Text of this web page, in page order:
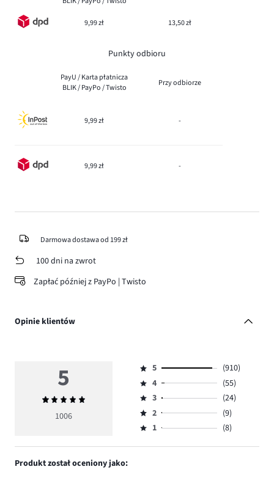
9,99 zł 13,50 zł
Punkty odbioru
PayU / Karta płatnicza
BLIK / PayPo / Twisto
Przy odbiorze
9,99 zł -
9,99 zł -
Darmowa dostawa od 199 zł
100 dni na zwrot
Zapłać później z PayPo | Twisto
Opinie klientów
5
Średnia
ocena
1006
Ocena
5,
ilość
głosów
910.
5
(910)
Ocena
4,
ilość
głosów
4
(55)
Ocena
3,
ilość
3
(24)
Ocena
2,
2
(9)
Ocena
1,
1 (8)
Produkt został oceniony jako: